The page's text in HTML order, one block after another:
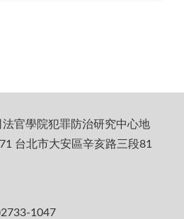
法官學院犯罪防治研究中心地
台北市大安區辛亥路三段81
1047